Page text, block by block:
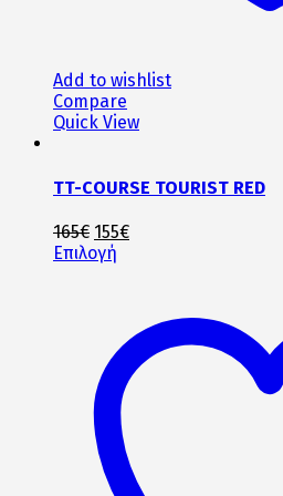
Add to wishlist
Compare
Quick View
TT-COURSE TOURIST RED
165€ Original
price
155€Η
155€.
Επιλογή
πολλαπλές
παραλλαγές.
Οι
επιλογές
μπορούν
να
επιλεγούν
στη